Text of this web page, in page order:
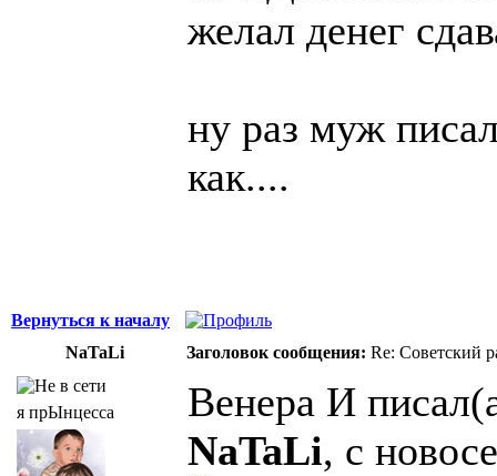
желал денег
ну раз муж
как....
Вернуться к началу
NaTaLi
Заголовок сообщения: Re: Советский
я прЫнцесса
Венера И
NaTaLi, с